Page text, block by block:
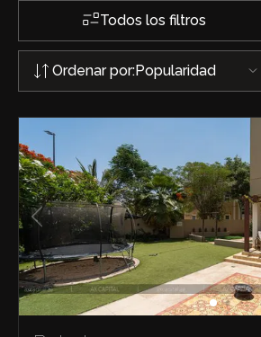
Todos los filtros
Ordenar por:Popularidad